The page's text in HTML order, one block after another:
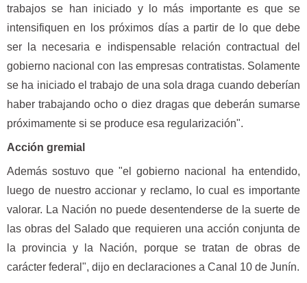
trabajos se han iniciado y lo más importante es que se
intensifiquen en los próximos días a partir de lo que debe
ser la necesaria e indispensable relación contractual del
gobierno nacional con las empresas contratistas. Solamente
se ha iniciado el trabajo de una sola draga cuando deberían
haber trabajando ocho o diez dragas que deberán sumarse
próximamente si se produce esa regularización".
Acción gremial
Además sostuvo que "el gobierno nacional ha entendido,
luego de nuestro accionar y reclamo, lo cual es importante
valorar. La Nación no puede desentenderse de la suerte de
las obras del Salado que requieren una acción conjunta de
la provincia y la Nación, porque se tratan de obras de
carácter federal", dijo en declaraciones a Canal 10 de Junín.